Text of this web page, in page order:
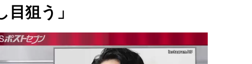
目狙う」